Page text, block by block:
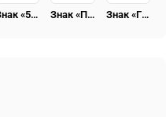
Знак «50 лет пребывания в КПСС» Знак «Почетный радист СССР» Знак «ГВФ. За налет 500 тыс. км»